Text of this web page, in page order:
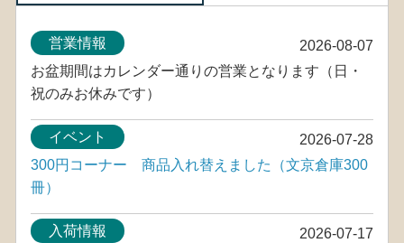
2026-08-07
営業情報
お盆期間はカレンダー通りの営業となります（日・
祝のみお休みです）
2026-07-28
イベント
300円コーナー 商品入れ替えました（文京倉庫300
冊）
2026-07-17
入荷情報